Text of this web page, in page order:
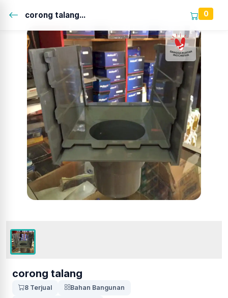
corong talang... 0
corong talang
8 Terjual
Bahan Bangunan